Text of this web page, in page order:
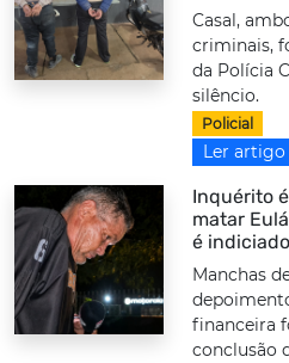
Casal,
criminais,
da Polícia
silêncio.
Policial
Ler artigo
Inquérito
matar
é indiciado
Manchas
financeira
conclusão